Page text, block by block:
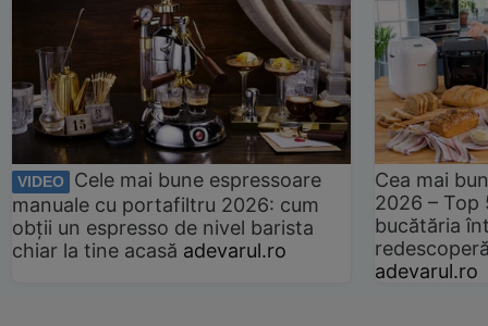
VIDEO
Cele mai bune espressoare
manuale cu portafiltru 2026: cum
obții un espresso de nivel barista
chiar la tine acasă adevarul.ro
Cea mai
2026 –
bucătăria
adevarul.ro